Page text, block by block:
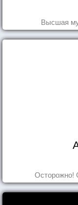
Высшая
Осторожно!